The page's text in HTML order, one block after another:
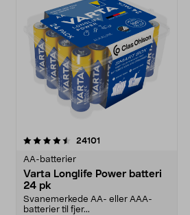
24101
AA-batterier
Varta Longlife Power batteri
24 pk
Svanemerkede AA- eller AAA-
batterier til fjer...
4.5av 5 stjerner